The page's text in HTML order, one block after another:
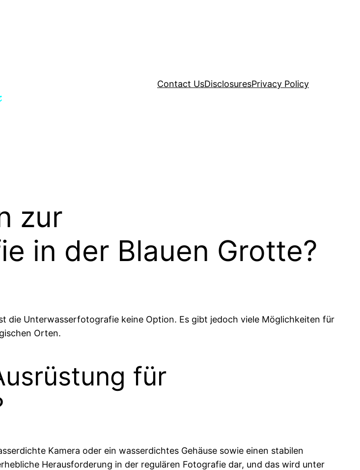
Contact UsDisclosuresPrivacy Policy
zur
in der Blauen Grotte?
die Unterwasserfotografie keine Option. Es gibt jedoch viele Möglichkeiten für
Orten.
für
Kamera oder ein wasserdichtes Gehäuse sowie einen stabilen
Herausforderung in der regulären Fotografie dar, und das wird unter